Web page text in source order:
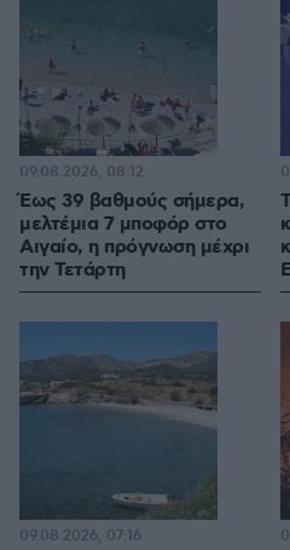
Έως 39 βαθμούς σήμερα,
μελτέμια 7 μποφόρ στο
Αιγαίο, η πρόγνωση μέχρι
την Τετάρτη
09.08.2026, 08:12
09.08.2026, 07:16